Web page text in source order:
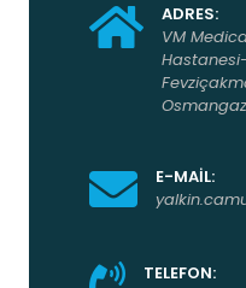
ADRES:
VM
E-MAİL:
TELEFON: